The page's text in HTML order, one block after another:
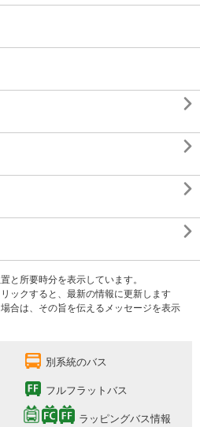




と所要時分を表示しています。
ックすると、最新の情報に更新します
合は、その旨を伝えるメッセージを表示
別系統のバス
フルフラットバス
ラッピングバス情報